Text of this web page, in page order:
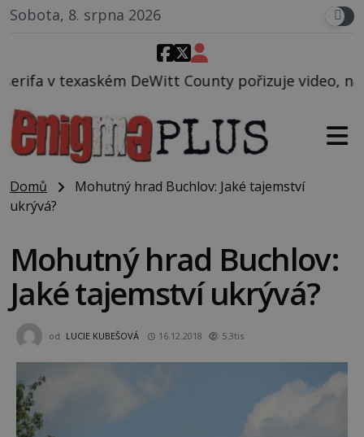
Sobota, 8. srpna 2026
County pořizuje video, na kterém před jeho
Domů
Mohutný hrad Buchlov: Jaké tajemství
ukrývá?
Mohutný hrad Buchlov:
Jaké tajemství ukrývá?
od LUCIE KUBEŠOVÁ 16.12.2018 5.3tis